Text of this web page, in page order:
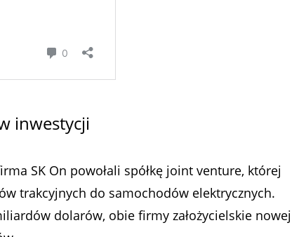
inwestycji
SK On powołali spółkę joint venture, której
trakcyjnych do samochodów elektrycznych.
dolarów, obie firmy założycielskie nowej